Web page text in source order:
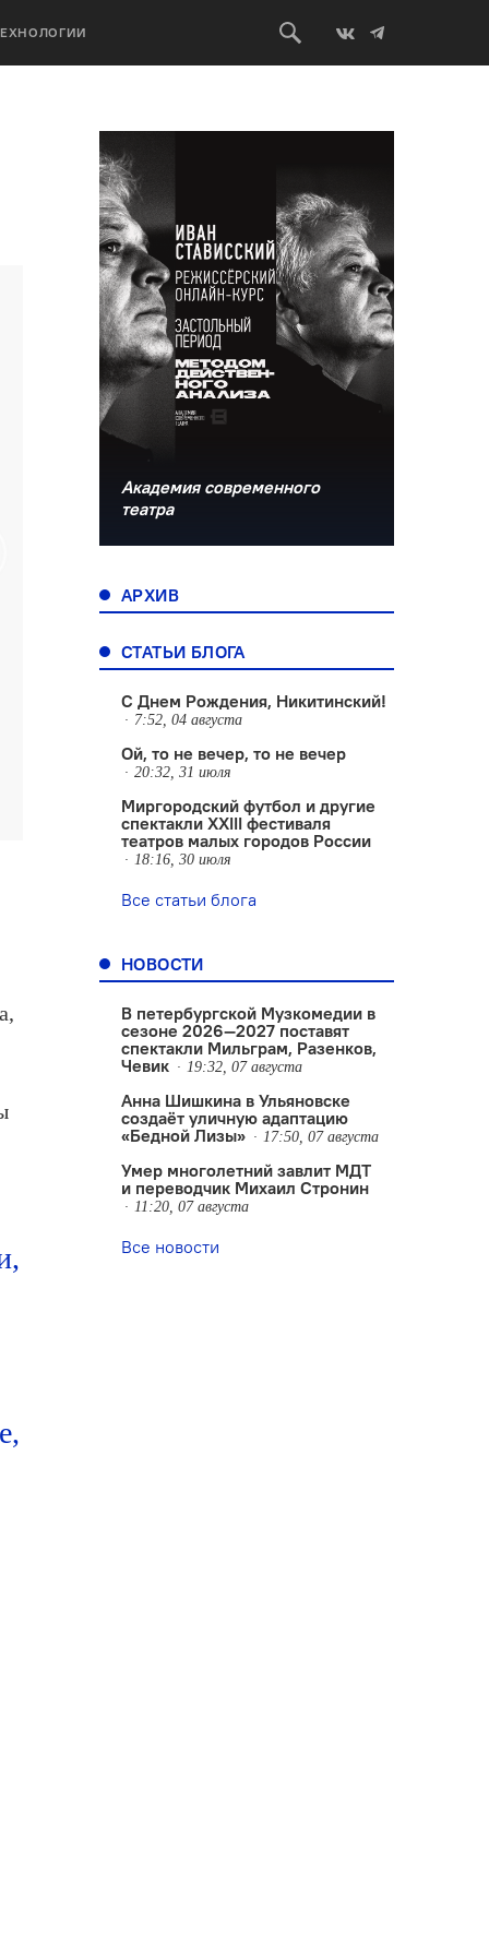
21 декабря 2017
Академия современного
театра
АРХИВ
СТАТЬИ БЛОГА
С Днем Рождения, Никитинский!
7:52, 04 августа
Ой, то не вечер, то не вечер
20:32, 31 июля
Миргородский футбол и другие
спектакли XXIII фестиваля
театров малых городов России
18:16, 30 июля
Все статьи блога
НОВОСТИ
В петербургской Музкомедии в
сезоне 2026—2027 поставят
спектакли Мильграм, Разенков,
Чевик
19:32, 07 августа
Анна Шишкина в Ульяновске
создаëт уличную адаптацию
«Бедной Лизы»
17:50, 07 августа
Умер многолетний завлит МДТ
и переводчик Михаил Стронин
11:20, 07 августа
Все новости